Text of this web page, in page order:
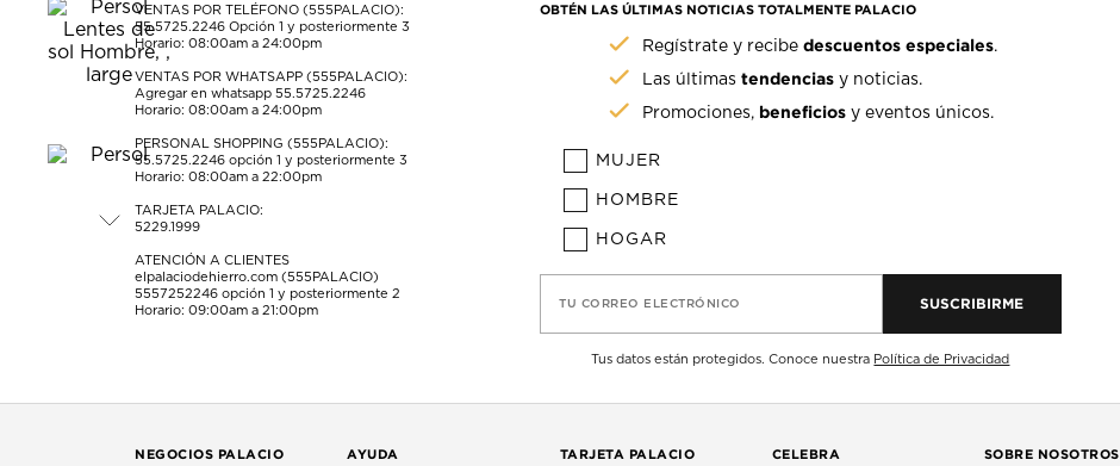
VENTAS POR TELÉFONO (555PALACIO):
55.5725.2246 Opción 1 y posteriormente 3
Horario: 08:00am a 24:00pm
VENTAS POR WHATSAPP (555PALACIO):
Agregar en whatsapp 55.5725.2246
Horario: 08:00am a 24:00pm
PERSONAL SHOPPING (555PALACIO):
55.5725.2246 opción 1 y posteriormente 3
Horario: 08:00am a 22:00pm
TARJETA PALACIO:
5229.1999
ATENCIÓN A CLIENTES
elpalaciodehierro.com (555PALACIO)
5557252246 opción 1 y posteriormente 2
Horario: 09:00am a 21:00pm
OBTÉN LAS ÚLTIMAS NOTICIAS TOTALMENTE PALACIO
Regístrate y recibedescuentos especiales.
Las últimastendencias y noticias.
Promociones, beneficios y eventos únicos.
MUJER
HOMBRE
HOGAR
TU CORREO ELECTRÓNICO SUSCRIBIRME
Tus datos están protegidos. Conoce nuestra Política de Privacidad
NEGOCIOS PALACIO AYUDA TARJETA PALACIO CELEBRA SOBRE NOSOTROS